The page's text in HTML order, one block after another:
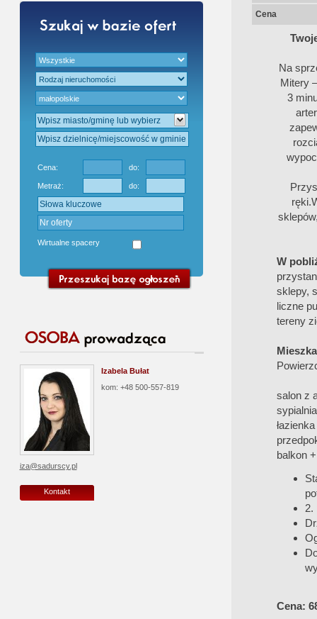
Cena: do:
Metraż: do:
Wirtualne spacery
Izabela Bułat
kom: +48 500-557-819
iza@sadurscy.pl
Kontakt
Cena
Na
Mitery
3
W
sklepy,
liczne
tereny
salon z
balkon
2.
Cena: